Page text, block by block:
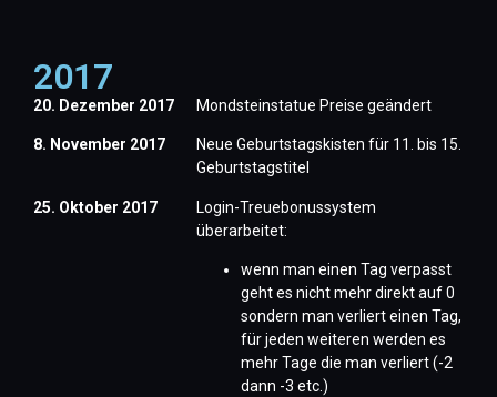
2017
20. Dezember 2017 Mondsteinstatue Preise geändert
8. November 2017
Neue Geburtstagskisten für 11. bis 15.
Geburtstagstitel
25. Oktober 2017
Login-Treuebonussystem
überarbeitet:
wenn man einen Tag verpasst
geht es nicht mehr direkt auf 0
sondern man verliert einen Tag,
für jeden weiteren werden es
mehr Tage die man verliert (-2
dann -3 etc.)